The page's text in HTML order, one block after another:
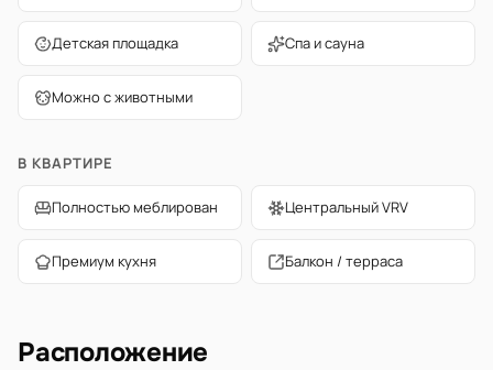
Детская площадка Спа и сауна
Можно с животными
В КВАРТИРЕ
Полностью меблирован Центральный VRV
Премиум кухня Балкон / терраса
Расположение